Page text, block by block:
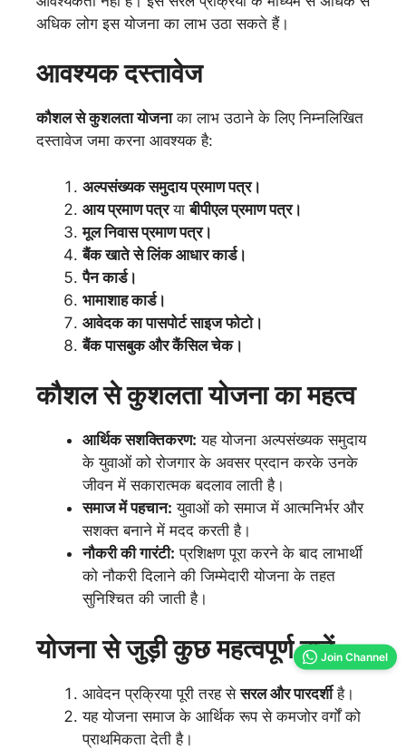
अधिक लोग इस योजना का लाभ उठा सकते हैं।
आवश्यक दस्तावेज
कौशल से कुशलता योजनाका लाभ उठाने के लिए निम्नलिखित
दस्तावेज जमा करना आवश्यक है:
अल्पसंख्यक समुदाय प्रमाण पत्र।
आय प्रमाण पत्रयाबीपीएल प्रमाण पत्र।
मूल निवास प्रमाण पत्र।
बैंक खाते से लिंक आधार कार्ड।
पैन कार्ड।
भामाशाह कार्ड।
आवेदक का पासपोर्ट साइज फोटो।
बैंक पासबुक और कैंसिल चेक।
कौशल से कुशलता योजनाका महत्व
आर्थिक सशक्तिकरण: यह योजना अल्पसंख्यक समुदाय
के युवाओं को रोजगार के अवसर प्रदान करके उनके
जीवन में सकारात्मक बदलाव लाती है।
समाज में पहचान: युवाओं को समाज में आत्मनिर्भर और
सशक्त बनाने में मदद करती है।
नौकरी की गारंटी: प्रशिक्षण पूरा करने के बाद लाभार्थी
को नौकरी दिलाने की जिम्मेदारी योजना के तहत
सुनिश्चित की जाती है।
योजना से जुड़ी कुछ महत्वपूर्ण बातें
आवेदन प्रक्रिया पूरी तरह सेसरल और पारदर्शीहै।
यह योजना समाज के आर्थिक रूप से कमजोर वर्गों को
प्राथमिकता देती है।
Join Channel